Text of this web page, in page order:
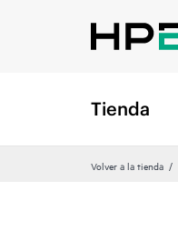
Tienda
Volver a la tienda